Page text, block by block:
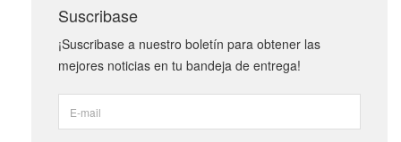
Suscribase
¡Suscribase a nuestro boletín para obtener las
mejores noticias en tu bandeja de entrega!